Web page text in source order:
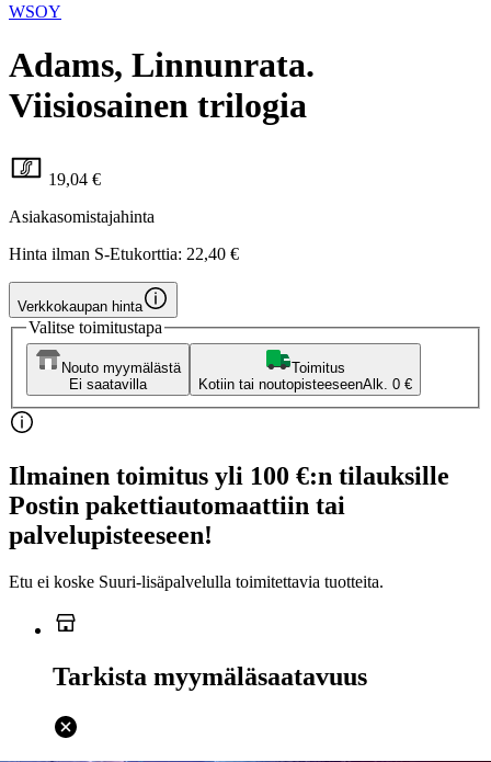
WSOY
Adams, Linnunrata.
Viisiosainen trilogia
19,04 €
Asiakasomistajahinta
Hinta ilman S-Etukorttia: 22,40 €
Verkkokaupan hinta
Valitse toimitustapa
Nouto myymälästä
Ei saatavilla
Toimitus
Kotiin tai noutopisteeseenAlk. 0 €
Ilmainen toimitus yli 100 €:n tilauksille
Postin pakettiautomaattiin tai
palvelupisteeseen!
Etu ei koske Suuri‑lisäpalvelulla toimitettavia tuotteita.
Tarkista myymäläsaatavuus